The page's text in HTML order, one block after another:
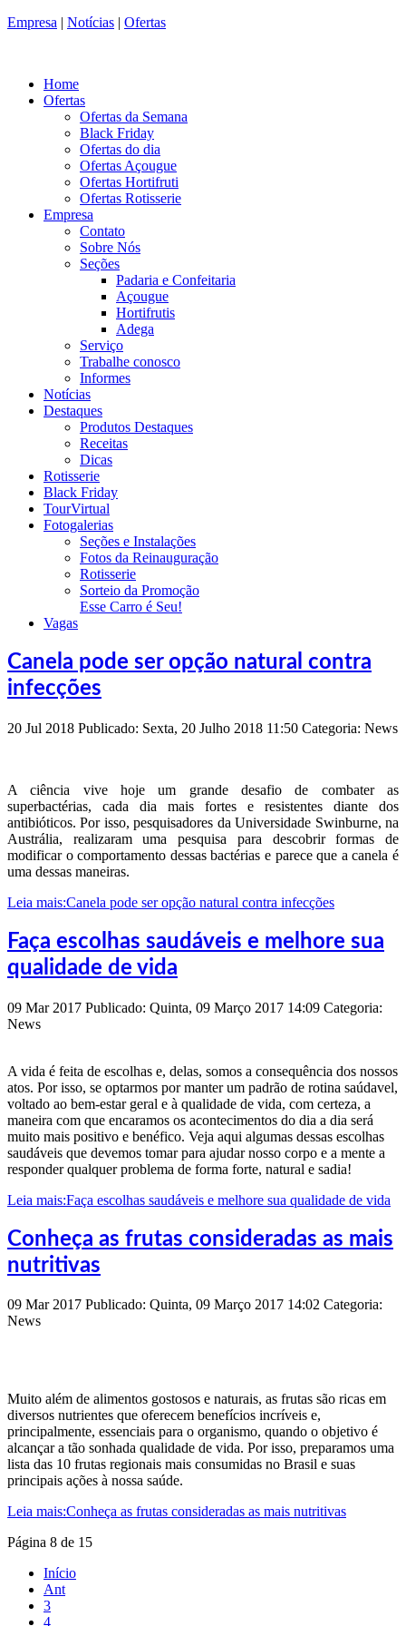
Empresa | Notícias | Ofertas
Home
Ofertas
Ofertas da Semana
Black Friday
Ofertas do dia
Ofertas Açougue
Ofertas Hortifruti
Ofertas Rotisserie
Empresa
Contato
Sobre Nós
Seções
Padaria e Confeitaria
Açougue
Hortifrutis
Adega
Serviço
Trabalhe conosco
Informes
Notícias
Destaques
Produtos Destaques
Receitas
Dicas
Rotisserie
Black Friday
TourVirtual
Fotogalerias
Seções e Instalações
Fotos da Reinauguração
Rotisserie
Sorteio da Promoção
Esse Carro é Seu!
Vagas
Canela pode ser opção natural contra
infecções
20 Jul 2018 Publicado: Sexta, 20 Julho 2018 11:50 Categoria: News
A ciência vive hoje um grande desafio de combater as
superbactérias, cada dia mais fortes e resistentes diante dos
antibióticos. Por isso, pesquisadores da Universidade Swinburne, na
Austrália, realizaram uma pesquisa para descobrir formas de
modificar o comportamento dessas bactérias e parece que a canela é
uma dessas maneiras.
Leia mais:Canela pode ser opção natural contra infecções
Faça escolhas saudáveis e melhore sua
qualidade de vida
09 Mar 2017 Publicado: Quinta, 09 Março 2017 14:09 Categoria:
News
A vida é feita de escolhas e, delas, somos a consequência dos nossos
atos. Por isso, se optarmos por manter um padrão de rotina saúdavel,
voltado ao bem-estar geral e à qualidade de vida, com certeza, a
maneira com que encaramos os acontecimentos do dia a dia será
muito mais positivo e benéfico. Veja aqui algumas dessas escolhas
saudáveis que devemos tomar para ajudar nosso corpo e a mente a
responder qualquer problema de forma forte, natural e sadia!
Leia mais:Faça escolhas saudáveis e melhore sua qualidade de vida
Conheça as frutas consideradas as mais
nutritivas
09 Mar 2017 Publicado: Quinta, 09 Março 2017 14:02 Categoria:
News
Muito além de alimentos gostosos e naturais, as frutas são ricas em
diversos nutrientes que oferecem benefícios incríveis e,
principalmente, essenciais para o organismo, quando o objetivo é
alcançar a tão sonhada qualidade de vida. Por isso, preparamos uma
lista das 10 frutas regionais mais consumidas no Brasil e suas
principais ações à nossa saúde.
Leia mais:Conheça as frutas consideradas as mais nutritivas
Página 8 de 15
Início
Ant
3
4